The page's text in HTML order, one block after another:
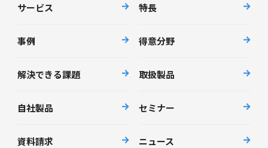
サービス 特長
事例 得意分野
解決できる課題 取扱製品
自社製品 セミナー
資料請求 ニュース